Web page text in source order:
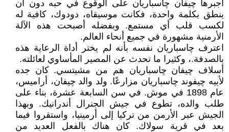
أجبرها چيفان چاسباريان على الوقوع في حبه دون أن
ينطق بكلمة واحدة، فكانت موسيقاه، دودوك، كافية له
لكسب قلب أي مستمع. وبفضله أصبحت هذه الآلة
الأرمنية مشهورة في جميع أنحاء العالم.
اعترف چاسباريان نفسه بأنه لم يختر أداة الرعاية هذه
بالصدفة.، وكثيرا ما تحدث عن المصير المأساوي لعائلته.
أسلاف چيفان چاسباريان هم من مشيتسي. كان جده
لأبيه چيفوند چاسباريان مزارعًا. ولد والد چيفان، أراميس،
عام 1898 في موش. في سن السابعة عشرة، بناء على
طلب والده، تطوع في جيش الجنرال أندرانيك. وبهذا
الجيش عبر الأرمن من تركيا إلى أرمينيا، واستقروا فيما
بعد في قرية سولاك. كان هناك بالفعل العديد من